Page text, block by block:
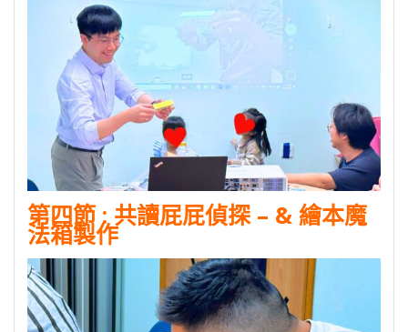
第四節:共讀屁屁偵探 – & 繪本魔
法箱製作